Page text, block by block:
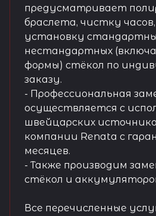
предусматривает
браслета, чистку
установку
нестандартных
формы) стёкол по
заказу.
- Профессиональная
осуществляется с
швейцарских
компании Renata с
месяцев.
- Также производим
стёкол и
Все перечисленные